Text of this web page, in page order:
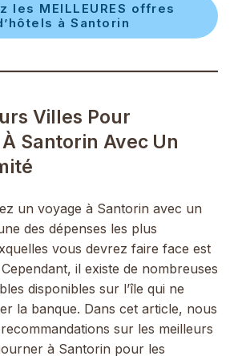
les MEILLEURES offres
à Santorin
Villes Pour
Santorin Avec Un
un voyage à Santorin avec un
des dépenses les plus
vous devrez faire face est
il existe de nombreuses
disponibles sur l’île qui ne
la banque. Dans cet article, nous
sur les meilleurs
à Santorin pour les